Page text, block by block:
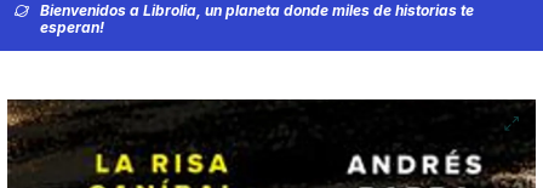
Bienvenidos a Librolia, un planeta donde miles de historias te
esperan!